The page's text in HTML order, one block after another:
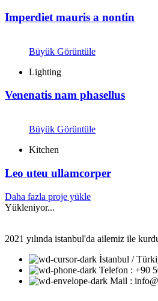
Imperdiet mauris a nontin
Büyük Görüntüle
Lighting
Venenatis nam phasellus
Büyük Görüntüle
Kitchen
Leo uteu ullamcorper
Daha fazla proje yükle
Yükleniyor...
2021 yılında istanbul'da ailemiz ile
İstanbul /
Telefon : +90
Mail :